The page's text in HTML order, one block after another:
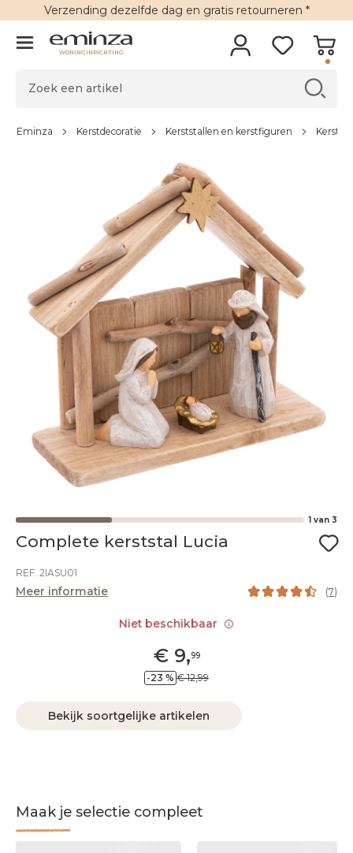
Verzending dezelfde dag en gratis retourneren *
WONINGINRICHTING
Eminza Kerstdecoratie Kerststallen en kerstfiguren
1 van 3
Complete kerststal Lucia
REF. 2IASU01
Meer informatie (7)
€ 9,99
-23 % € 12,99
Bekijk soortgelijke artikelen
Maak je selectie compleet